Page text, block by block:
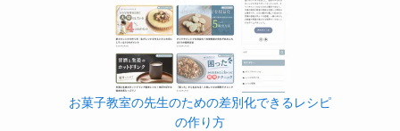
お菓子教室の先生のための差別化できるレシピ
の作り方